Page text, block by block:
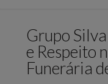
Grupo
e Respeito
Funerária